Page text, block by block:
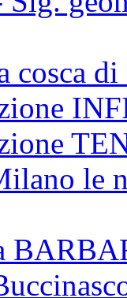
cosca
le